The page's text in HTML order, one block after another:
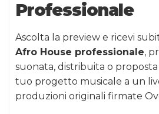
Professionale
Ascolta la preview e ricevi
Afro House professionale,
suonata, distribuita o proposta
tuo progetto musicale a un
produzioni originali firmate